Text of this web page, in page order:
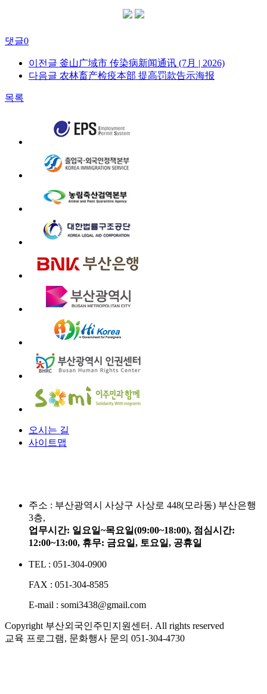
댓글0
이전글 釜山广域市 传染病新闻通讯 (7月 | 2026)
다음글 农林畜产检疫本部 提高罚款告示海报
목록
오시는 길
사이트맵
주소 : 부산광역시 사상구 사상로 448(모라동) 부산은행
3층,
업무시간: 일요일~목요일(09:00~18:00), 점심시간:
12:00~13:00, 휴무: 금요일, 토요일, 공휴일
TEL : 051-304-0900
FAX : 051-304-8585
E-mail : somi3438@gmail.com
Copyright 부산외국인주민지원센터. All rights reserved
교육 프로그램, 문화행사 문의 051-304-4730